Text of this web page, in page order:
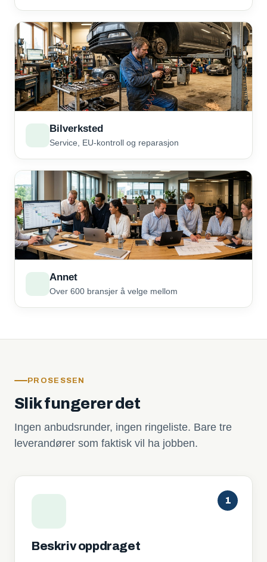
Bilverksted
Service, EU-kontroll og reparasjon
Annet
Over 600 bransjer å velge mellom
PROSESSEN
Slik fungerer det
Ingen anbudsrunder, ingen ringeliste. Bare tre
leverandører som faktisk vil ha jobben.
1
Beskriv oppdraget